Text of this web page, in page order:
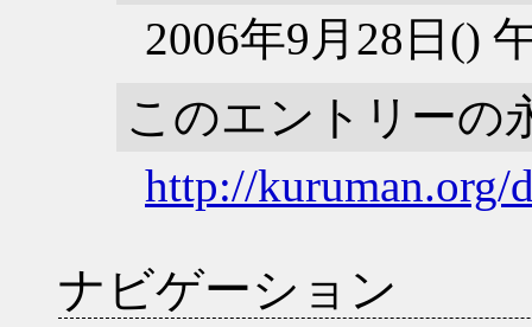
2006年9月28日()
このエントリーの
http://kuruman.org/
ナビゲーション